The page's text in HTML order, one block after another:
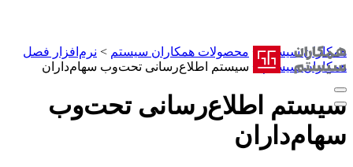
همکاران سیستم> محصولات همکاران سیستم > نرم‌افزار فصل
همکاران سیستم> سیستم اطلاع‌رسانی تحت‌وب سهام‌داران
سیستم اطلاع‌رسانی تحت‌وب
سهام‌داران